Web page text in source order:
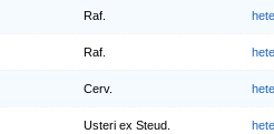
Raf.
Raf.
Cerv.
Usteri ex Steud.